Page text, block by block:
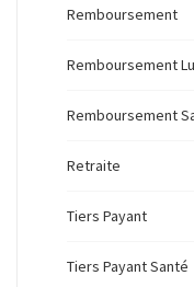
Remboursement
Remboursement
Remboursement
Retraite
Tiers Payant
Tiers Payant Santé